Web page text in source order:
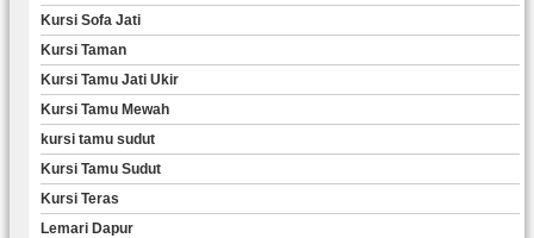
Kursi Sofa Jati
Kursi Taman
Kursi Tamu Jati Ukir
Kursi Tamu Mewah
kursi tamu sudut
Kursi Tamu Sudut
Kursi Teras
Lemari Dapur